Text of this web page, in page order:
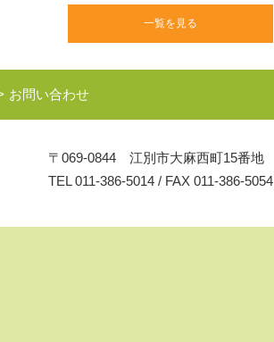
一覧を見る
お問い合わせ
〒069-0844 江別市大麻西町15番地
TEL011-386-5014 / FAX 011-386-5054